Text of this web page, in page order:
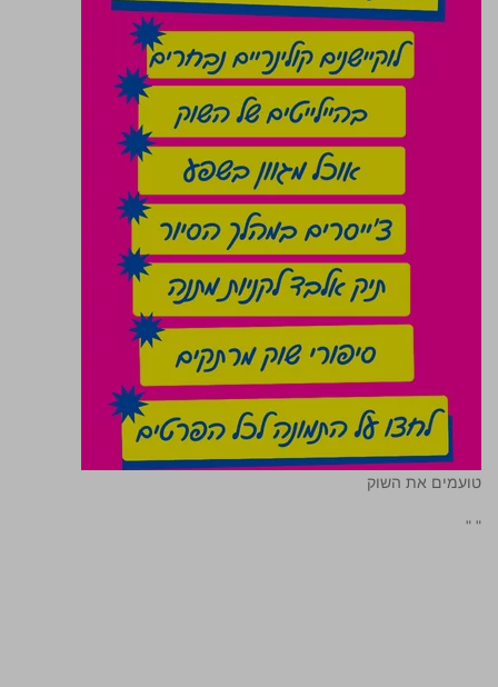
טועמים את השוק
"
"